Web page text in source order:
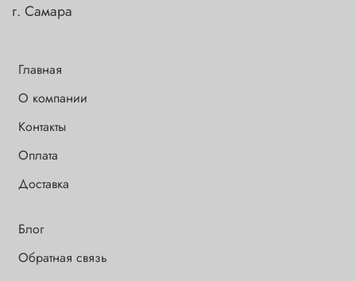
Главная
О компании
Контакты
Оплата
Доставка
Блог
Обратная связь
г. Самара